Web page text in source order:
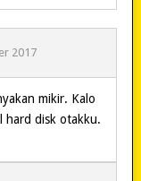
2017
mikir. Kalo
hard disk otakku.